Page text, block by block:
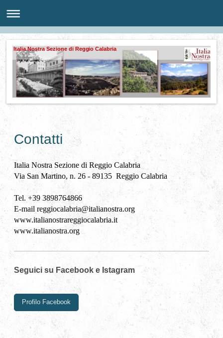
Italia Nostra Sezione di Reggio Calabria
Contatti
Italia Nostra Sezione di Reggio Calabria
Via San Martino, n. 26 - 89135 Reggio Calabria
Tel. +39 3898764866
E-mail reggiocalabria@italianostra.org
www.italianostrareggiocalabria.it
www.italianostra.org
Seguici su Facebook e Istagram
Profilo Facebook